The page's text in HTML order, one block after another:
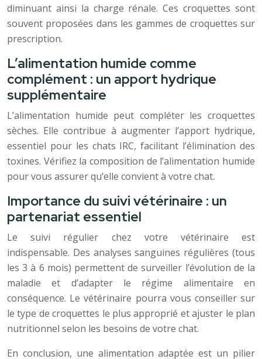
diminuant ainsi la charge rénale. Ces croquettes sont
souvent proposées dans les gammes de croquettes sur
prescription.
L’alimentation humide comme
complément : un apport hydrique
supplémentaire
L’alimentation humide peut compléter les croquettes
sèches. Elle contribue à augmenter l’apport hydrique,
essentiel pour les chats IRC, facilitant l’élimination des
toxines. Vérifiez la composition de l’alimentation humide
pour vous assurer qu’elle convient à votre chat.
Importance du suivi vétérinaire : un
partenariat essentiel
Le suivi régulier chez votre vétérinaire est
indispensable. Des analyses sanguines régulières (tous
les 3 à 6 mois) permettent de surveiller l’évolution de la
maladie et d’adapter le régime alimentaire en
conséquence. Le vétérinaire pourra vous conseiller sur
le type de croquettes le plus approprié et ajuster le plan
nutritionnel selon les besoins de votre chat.
En conclusion, une alimentation adaptée est un pilier